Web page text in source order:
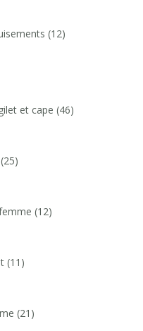
(12)
et cape (46)
(25)
(12)
(11)
(21)